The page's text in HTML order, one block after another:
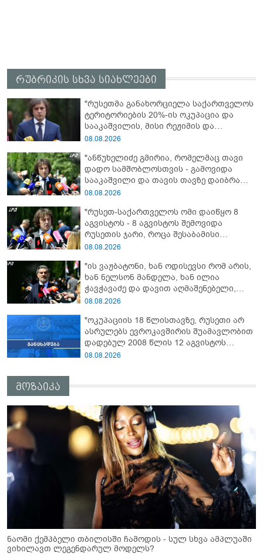
რუბრიკის სხვა სიახლეები
"რუსეთმა განახორციელა საქართველოს
ტერიტორიების 20%-ის ოკუპაცია და
სააკაშვილის, მისი რეჟიმის და
„ნაცმოძრაობის“ ღალატი ვერანაირად
დანაშაული ჩვენი სახელმწიფოს წინაშე"
08.08.2026
"ანწუხელიძე გმირია, რომელმაც თავი
დადო სამშობლოსთვის - გამოვიდა
სააკაშვილი და თავის თავზე დაიბრალა
ანწუხელიძის გმირობა, სამარცხვინო
სააკაშვილისთვის შეგინებას თუ რაღაც
ამგვარს სთხოვდნენ მას"
08.08.2026
"რუსეთ-საქართველოს ომი დაიწყო 8
აგვისტოს - 8 აგვისტოს შემოვიდა
რუსეთის ჯარი, როცა შესაბამისი
განცხადება გააკეთა რუსეთის
რაც მოხდა, ეს იყო ის, რომ სააკაშვილის
რეჟიმმა დაბომბა ცხინვალი"
08.08.2026
"ის ვაჟბატონი, ხან ოდისევსი რომ არის,
ხან ნელსონ მანდელა, ხან ილია
ჭავჭავაძე და დავით აღმაშენებელი,
სინამდვილეში, ერთი საცოდავი,
08.08.2026
"ოკუპაციის 18 წლისთავზე, რუსეთი არ
ასრულებს ევროკავშირის შუამავლობით
დადებულ 2008 წლის 12 აგვისტოს
ცეცხლის შეწყვეტის შეთანხმებას - მეტიც,
08.08.2026
მოზაიკა
ნაომი ქემპბელი თბილისში ჩამოდის - სულ სხვა ამპლუაში
ვიხილავთ ლეგენდარულ მოდელს?